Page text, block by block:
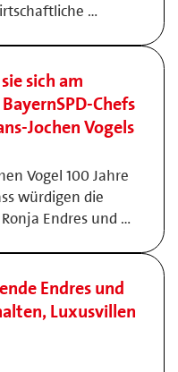
…
sich am
Chefs
Jochen Vogels
Vogel 100 Jahre
würdigen die
Endres und …
Endres und
Luxusvillen